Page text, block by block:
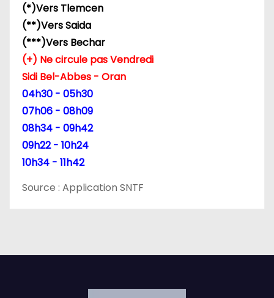
a
r
t
c
e
(*)Vers Tlemcen
(**)Vers Saida
(***)Vers Bechar
(+) Ne circule pas Vendredi
Sidi Bel-Abbes - Oran
04h30 - 05h30
07h06 - 08h09
08h34 - 09h42
09h22 - 10h24
10h34 - 11h42
Source : Application SNTF